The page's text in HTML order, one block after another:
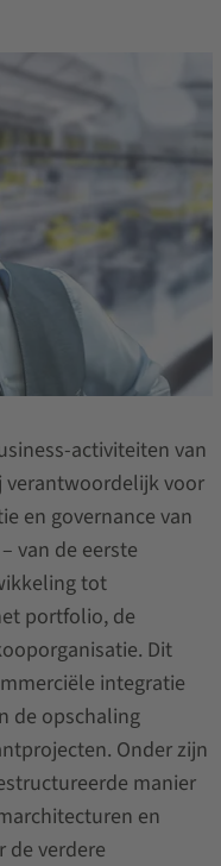
activiteiten van
verantwoordelijk voor
en governance van
van de eerste
tot
portfolio, de
Dit
integratie
de opschaling
Onder zijn
manier
en
de verdere